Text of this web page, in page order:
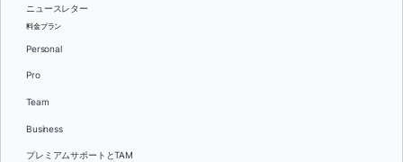
ニュースレター
料金プラン
Personal
Pro
Team
Business
プレミアムサポートとTAM